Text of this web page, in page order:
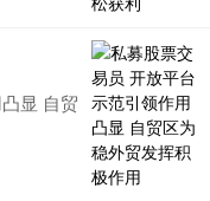
显 自贸